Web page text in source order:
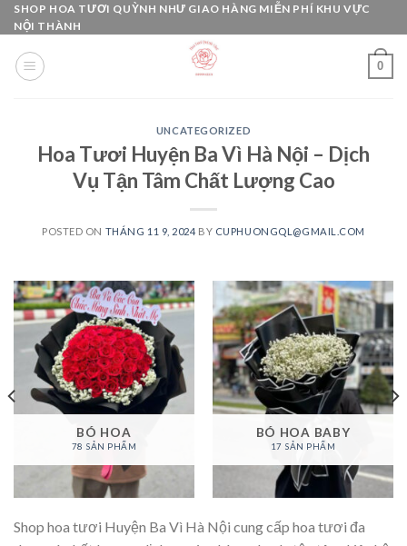
Skip
to
content
SHOP HOA TƯƠI QUỲNH NHƯ GIAO HÀNG MIỄN PHÍ KHU VỰC
NỘI THÀNH
0
UNCATEGORIZED
Hoa Tươi Huyện Ba Vì Hà Nội – Dịch
Vụ Tận Tâm Chất Lượng Cao
POSTED ON THÁNG 11 9, 2024 BY CUPHUONGQL@GMAIL.COM
BÓ HOA
78 SẢN PHẨM
BÓ HOA BABY
17 SẢN PHẨM
Shop hoa tươi Huyện Ba Vì Hà Nội cung cấp hoa tươi đa